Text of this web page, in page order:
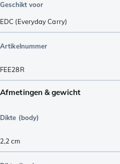
Geschikt voor
EDC (Everyday Carry)
Artikelnummer
FEE28R
Afmetingen & gewicht
Dikte (body)
2,2 cm